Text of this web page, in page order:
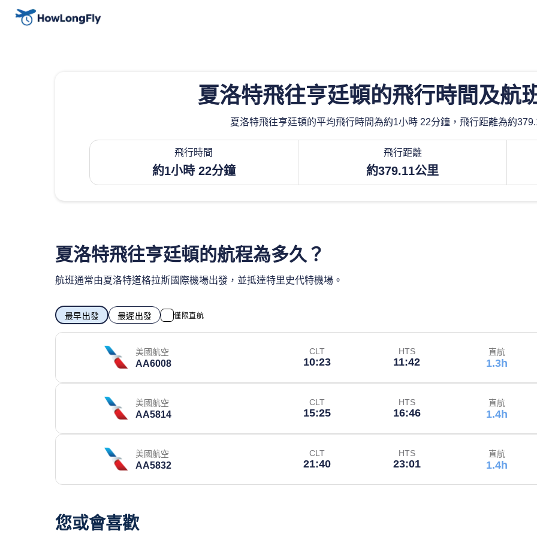
夏洛特飛往亨廷頓的飛行時間及航
夏洛特飛往亨廷頓的平均飛行時間為約1小時 22分鐘，飛行距離為約
飛行時間
約1小時 22分鐘
飛行距離
約379.11公里
夏洛特飛往亨廷頓的航程為多久？
航班通常由夏洛特道格拉斯國際機場出發，並抵達特里史代特機場。
最早出發 最遲出發 僅限直航
美國航空
AA6008
CLT
10:23
HTS
11:42
直航
1.3h
美國航空
AA5814
CLT
15:25
HTS
16:46
直航
1.4h
美國航空
AA5832
CLT
21:40
HTS
23:01
直航
1.4h
您或會喜歡